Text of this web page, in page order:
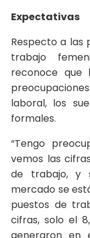
Expectativas
Respecto a las
trabajo
reconoce
laboral, los
formales.
“Tengo
vemos las
de trabajo, y
mercado se
puestos de
cifras, solo el